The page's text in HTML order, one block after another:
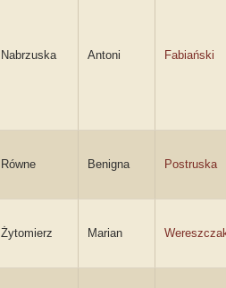
Nabrzuska Antoni Fabiański
Równe Benigna Postruska
Żytomierz Marian